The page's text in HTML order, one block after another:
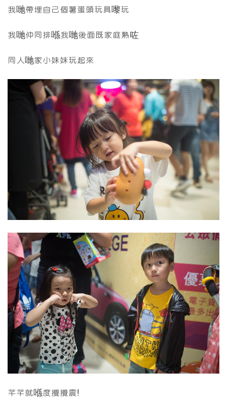
我哋帶埋自己個薯蛋頭玩具嚟玩
我哋仲同排喺我哋後面既家庭熟咗
同人哋家小妹妹玩起來
芊芊就喺度攪攪震!